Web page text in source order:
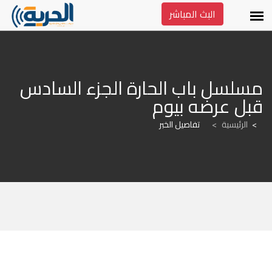
البث المباشر
قبل عرضه بيوم
الرئيسية > تفاصيل الخبر